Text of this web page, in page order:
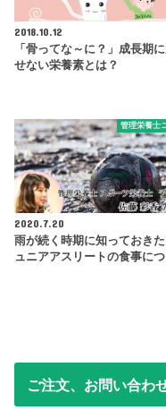
2018.10.12
「骨ってな～に？」成長期
せない栄養素とは？
管理栄養士
2020.7.20
雨が続く時期に知っておき
ュニアアスリートの食事に
ご注文、お問い合わ